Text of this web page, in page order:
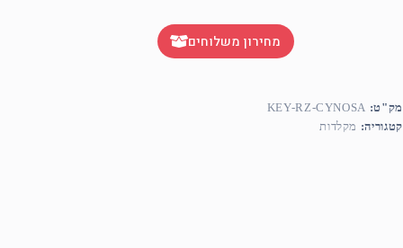
מחירון משלוחים
מק"ט: KEY-RZ-CYNOSA
קטגוריה: מקלדות